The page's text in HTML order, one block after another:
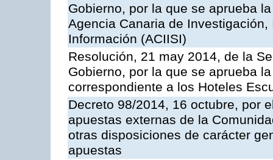
Gobierno, por la que se aprueba
Agencia Canaria de
Información (ACIISI)
Resolución, 21 may 2014, de la
Gobierno, por la que se aprueba
correspondiente a los Hoteles
Decreto 98/2014, 16 octubre, por
apuestas externas de la
otras disposiciones de carácter
apuestas